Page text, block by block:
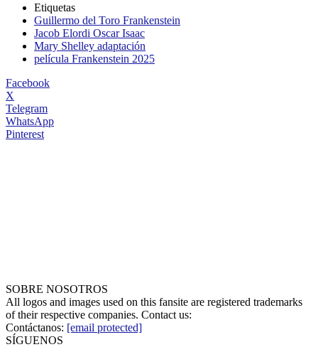
Etiquetas
Guillermo del Toro Frankenstein
Jacob Elordi Oscar Isaac
Mary Shelley adaptación
película Frankenstein 2025
Facebook
X
Telegram
WhatsApp
Pinterest
SOBRE NOSOTROS
All logos and images used on this fansite are registered trademarks
of their respective companies. Contact us:
Contáctanos: [email protected]
SÍGUENOS